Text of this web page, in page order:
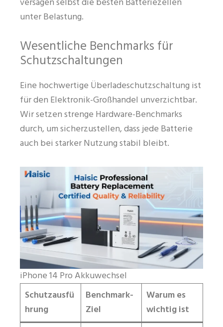
unter Belastung.
Wesentliche Benchmarks für
Schutzschaltungen
Eine hochwertige Überladeschutzschaltung ist
für den Elektronik-Großhandel unverzichtbar.
Wir setzen strenge Hardware-Benchmarks
durch, um sicherzustellen, dass jede Batterie
auch bei starker Nutzung stabil bleibt.
iPhone 14 Pro Akkuwechsel
Schutzausfü
hrung
Benchmark-
Ziel
Warum es
wichtig ist